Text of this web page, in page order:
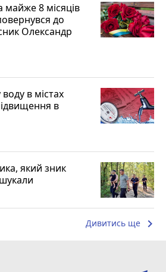
майже 8 місяців
до
Олександр
в містах
в
який зник
Дивитись ще keyboard_arrow_right